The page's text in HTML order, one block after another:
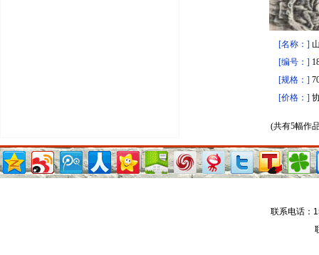
[名称：]
[编号：]
[规格：]
[价格：]
(共有5幅作
联系电话：